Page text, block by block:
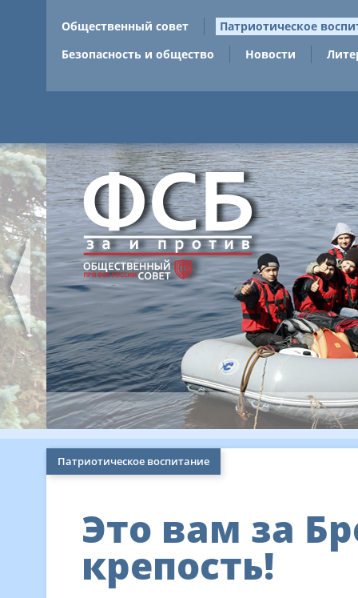
Общественный совет
Патриотическое
Безопасность и общество
Новости
Патриотическое воспитание
Это вам за
крепость!